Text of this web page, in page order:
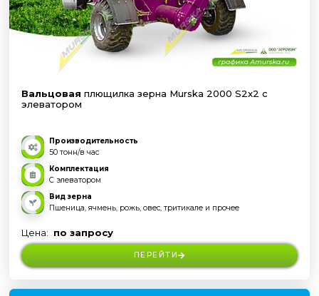
Вальцовая плющилка зерна Murska 2000 S2x2 с
элеватором
Производительность
50 тонн/в час
Комплектация
С элеватором
Вид зерна
Пшеница, ячмень, рожь, овес, тритикале и прочее
Цена: по запросу
ПЕРЕЙТИ